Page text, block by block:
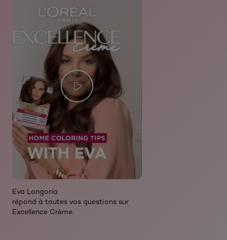
Eva Longoria
répond à toutes vos questions sur
Excellence Crème.